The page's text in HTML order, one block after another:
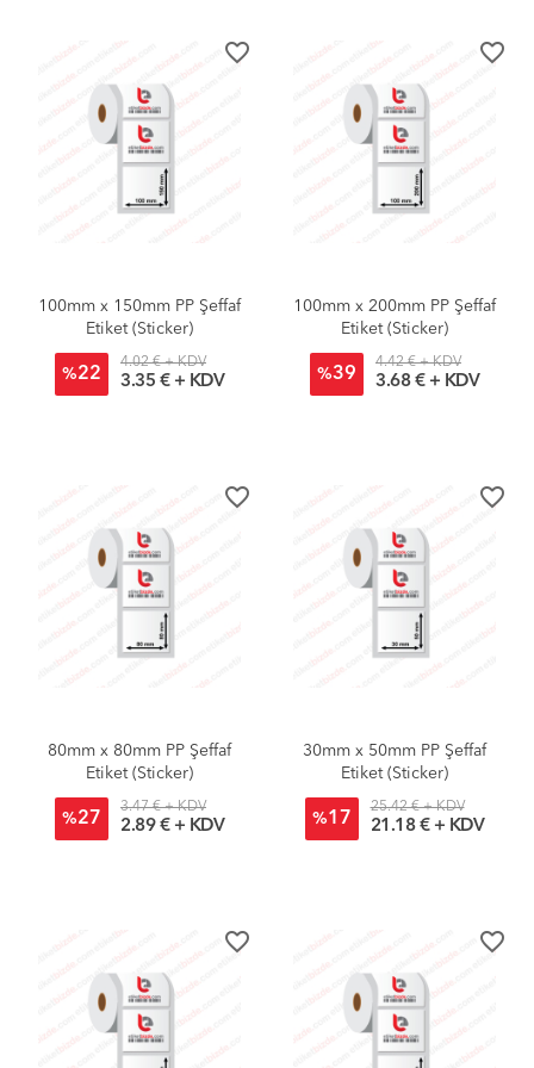
favorite_border
100mm x 150mm PP Şeffaf
Etiket (Sticker)
%22
4.02 € + KDV
3.35 € + KDV
favorite_border
100mm x 200mm PP Şeffaf
Etiket (Sticker)
%39
4.42 € + KDV
3.68 € + KDV
favorite_border
80mm x 80mm PP Şeffaf
Etiket (Sticker)
%27
3.47 € + KDV
2.89 € + KDV
favorite_border
30mm x 50mm PP Şeffaf
Etiket (Sticker)
%17
25.42 € + KDV
21.18 € + KDV
favorite_border favorite_border